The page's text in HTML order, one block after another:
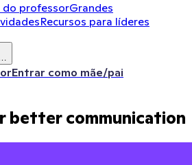
do professorGrandes
Recursos para líderes
Entrar como mãe/pai
better communication